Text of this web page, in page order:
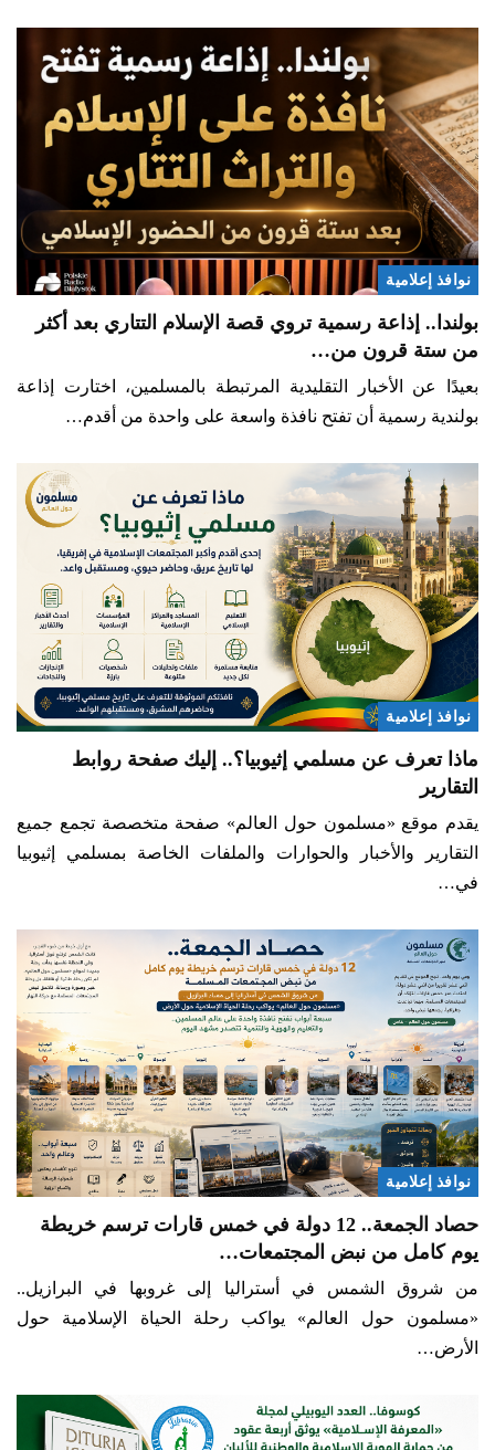
نوافذ إعلامية
بولندا.. إذاعة رسمية تروي قصة الإسلام التتاري بعد أكثر
من ستة قرون من…
بعيدًا عن الأخبار التقليدية المرتبطة بالمسلمين، اختارت إذاعة
بولندية رسمية أن تفتح نافذة واسعة على واحدة من أقدم…
نوافذ إعلامية
ماذا تعرف عن مسلمي إثيوبيا؟.. إليك صفحة روابط
التقارير
يقدم موقع «مسلمون حول العالم» صفحة متخصصة تجمع جميع
التقارير والأخبار والحوارات والملفات الخاصة بمسلمي إثيوبيا
في…
نوافذ إعلامية
حصاد الجمعة.. 12 دولة في خمس قارات ترسم خريطة
يوم كامل من نبض المجتمعات…
من شروق الشمس في أستراليا إلى غروبها في البرازيل..
«مسلمون حول العالم» يواكب رحلة الحياة الإسلامية حول
الأرض…